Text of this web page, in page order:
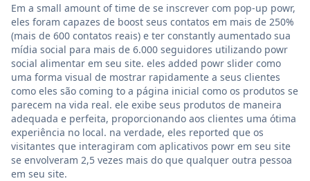
Em a small amount of time de se inscrever com pop-up powr,
eles foram capazes de boost seus contatos em mais de 250%
(mais de 600 contatos reais) e ter constantly aumentado sua
mídia social para mais de 6.000 seguidores utilizando powr
social alimentar em seu site. eles added powr slider como
uma forma visual de mostrar rapidamente a seus clientes
como eles são coming to a página inicial como os produtos se
parecem na vida real. ele exibe seus produtos de maneira
adequada e perfeita, proporcionando aos clientes uma ótima
experiência no local. na verdade, eles reported que os
visitantes que interagiram com aplicativos powr em seu site
se envolveram 2,5 vezes mais do que qualquer outra pessoa
em seu site.